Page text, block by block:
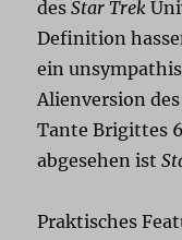
desStar Trek
Definition
ein
Alienversion
Tante Brigittes
abgesehen ist
Praktisches